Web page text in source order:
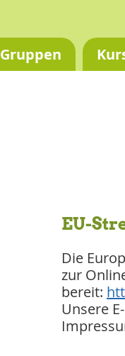
Gruppen
EU-
Die
zur
bereit:
Unsere